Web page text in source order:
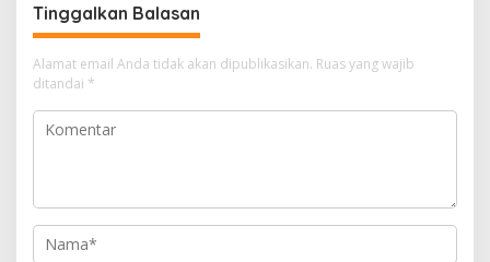
s
i
p
o
s
Tinggalkan Balasan
Alamat email Anda tidak akan dipublikasikan. Ruas yang wajib
ditandai *